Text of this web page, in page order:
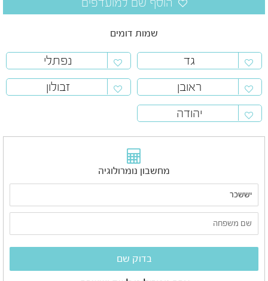
שמות דומים
גד
נפתלי
ראובן
זבולון
יהודה
מחשבון נומרולוגיה